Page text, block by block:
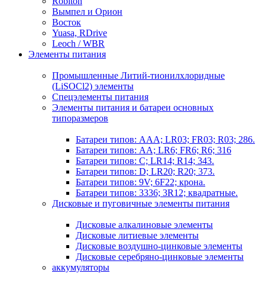
Вымпел и Орион
Восток
Yuasa, RDrive
Leoch / WBR
Элементы питания
Промышленные Литий-тионилхлоридные
(LiSOCl2) элементы
Спецэлементы питания
Элементы питания и батареи основных
типоразмеров
Батареи типов: AAA; LR03; FR03; R03; 286.
Батареи типов: AA; LR6; FR6; R6; 316
Батареи типов: C; LR14; R14; 343.
Батареи типов: D; LR20; R20; 373.
Батареи типов: 9V; 6F22; крона.
Батареи типов: 3336; 3R12; квадратные.
Дисковые и пуговичные элементы питания
Дисковые алкалиновые элементы
Дисковые литиевые элементы
Дисковые воздушно-цинковые элементы
Дисковые серебряно-цинковые элементы
аккумуляторы